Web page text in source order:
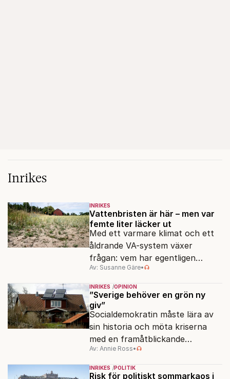
Inrikes
INRIKES
Vattenbristen är här – men var
femte liter läcker ut
Med ett varmare klimat och ett
åldrande VA-system växer
frågan: vem har egentligen
ansvar för Sveriges
vattenresurser?
Av: Susanne Gäre•
INRIKES OPINION
”Sverige behöver en grön ny
giv”
Socialdemokratin måste lära av
sin historia och möta kriserna
med en framåtblickande
strukturpolitik för att göra
Sverige långsiktigt hållbart,
jämlikt och kriståligt.
Av: Annie Ross•
INRIKES POLITIK
Risk för politiskt sommarkaos i